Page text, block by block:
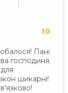
10
Пані
господиня.
шикарні!